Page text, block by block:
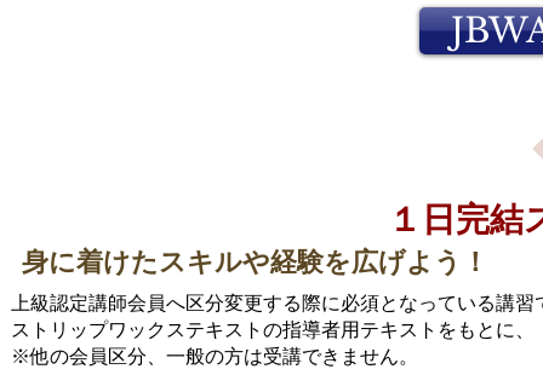
１日完結
身に着けたスキルや経験を広げよう！
上級認定講師会員へ区分変更する際に必須となっている講習
ストリップワックステキストの指導者用テキストをもとに
※他の会員区分、一般の方は受講できません。